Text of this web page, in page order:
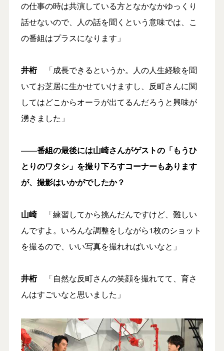
の仕事の時は共演している方となかなかゆっくり
話せないので、人の話を聞くという意味では、こ
の番組はプラスになります」
井桁
「成長できるというか。人の人生経験を聞
いてお芝居に生かせていけますし、反町さんに関
してはどこからオーラが出てるんだろうと興味が
湧きました」
――番組の最後には山崎さんがゲストの「もうひ
とりのワタシ」を撮り下ろすコーナーもあります
が、撮影はいかがでしたか？
山崎
「練習してから挑んだんですけど、難しい
んですよ。いろんな調整をしながら1枚のショット
を撮るので、いい写真を撮れればいいなと」
井桁
「自然な反町さんの笑顔を撮れてて、育さ
んはすごいなと思いました」